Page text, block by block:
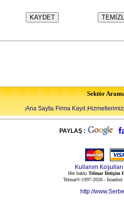
Sektör
|Ana Sayfa| Firma Kayıt|Hizmetlerimiz|
PAYLAŞ :
Kullanım Koşulları
Her hakkı Telmar İletişim
Telmar©-1997-2026 -
http://